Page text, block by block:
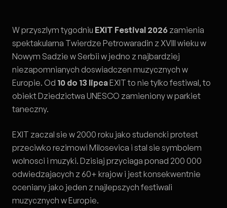
W przyszlym tygodniu EXIT Festival 2026 zamienia
spektakularna Twierdze Petrowaradin z XVIII wieku w
Nowym Sadzie w Serbii w jedno z najbardziej
niezapomnianych doswiadczen muzycznych w
Europie. Od 10 do 13 lipcaEXIT to nie tylko festiwal, to
obiekt Dziedzictwa UNESCO zamieniony w parkiet
taneczny.
EXIT zaczal sie w 2000 roku jako studencki protest
przeciwko rezimowi Milosevica i stal sie symbolem
wolnosci i muzyki. Dzisiaj przyciaga ponad 200 000
odwiedzajacych z 60+ krajow i jest konsekwentnie
oceniany jako jeden z najlepszych festiwali
muzycznych w Europie.